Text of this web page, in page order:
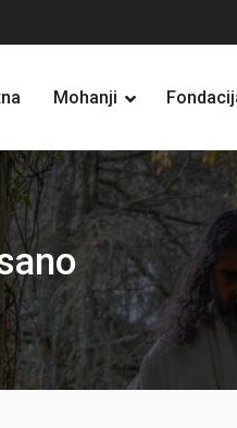
Mohanji